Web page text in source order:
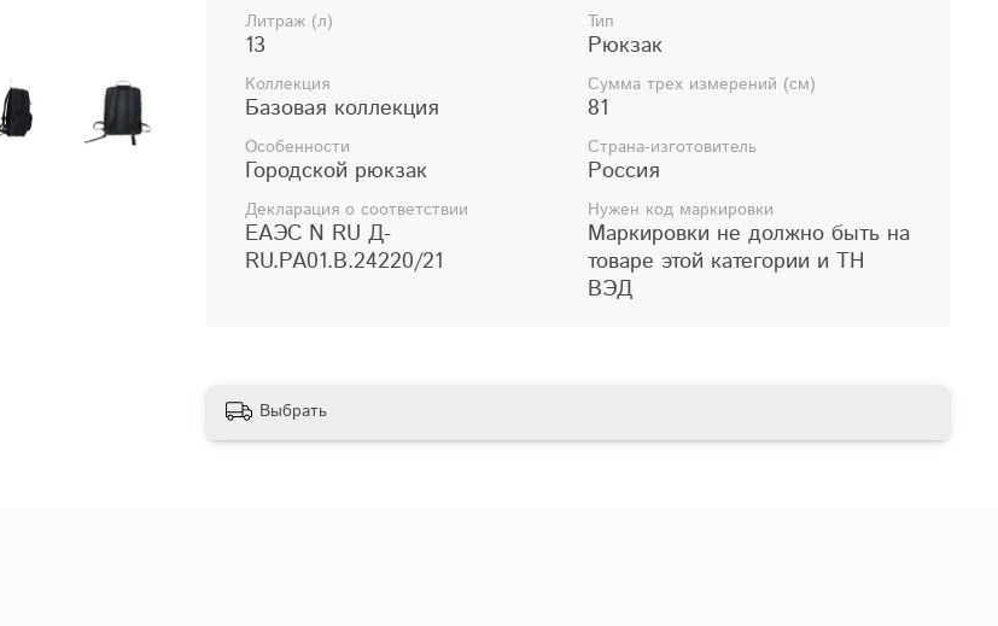
Литраж (л)
13
Тип
Рюкзак
Коллекция
Базовая коллекция
Сумма трех измерений (см)
81
Особенности
Городской рюкзак
Страна-изготовитель
Россия
Декларация о соответствии
ЕАЭС N RU Д-
RU.РА01.В.24220/21
Нужен код маркировки
Маркировки не должно быть на
товаре этой категории и ТН
ВЭД
Выбрать